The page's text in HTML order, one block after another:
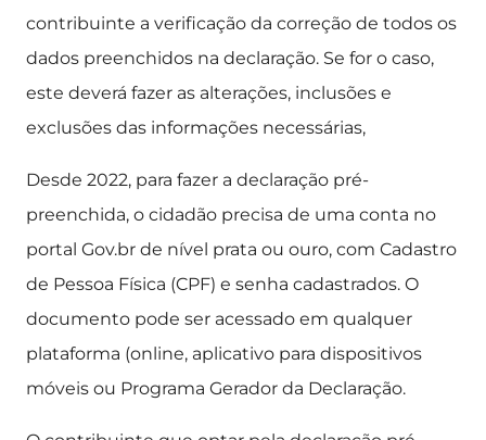
contribuinte a verificação da correção de todos os
dados preenchidos na declaração. Se for o caso,
este deverá fazer as alterações, inclusões e
exclusões das informações necessárias,
Desde 2022, para fazer a declaração pré-
preenchida, o cidadão precisa de uma conta no
portal Gov.br de nível prata ou ouro, com Cadastro
de Pessoa Física (CPF) e senha cadastrados. O
documento pode ser acessado em qualquer
plataforma (online, aplicativo para dispositivos
móveis ou Programa Gerador da Declaração.